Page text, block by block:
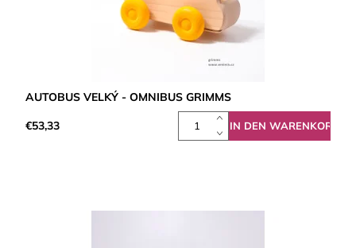
AUTOBUS VELKÝ - OMNIBUS GRIMMS
€53,33